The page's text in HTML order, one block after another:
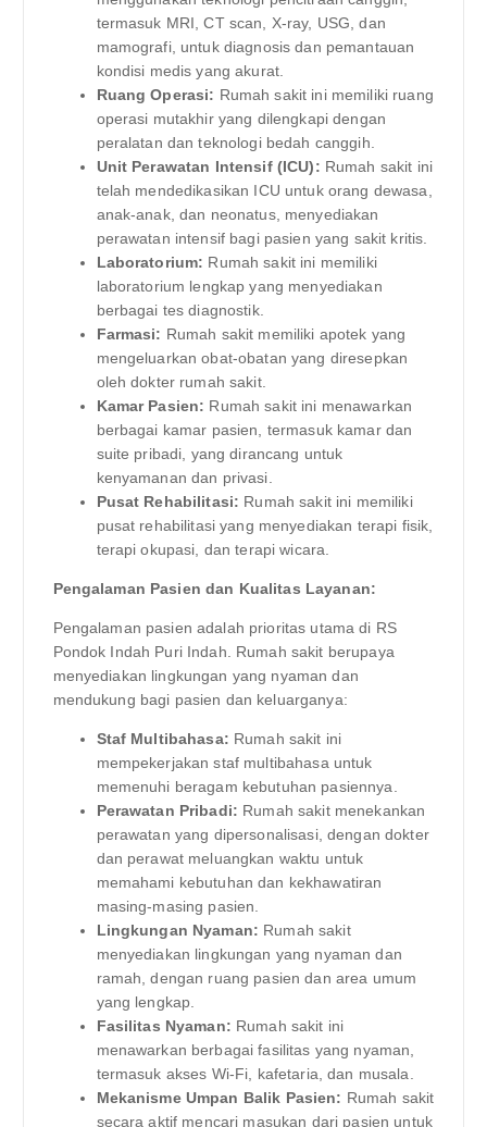
termasuk MRI, CT scan, X-ray, USG, dan
mamografi, untuk diagnosis dan pemantauan
kondisi medis yang akurat.
Ruang Operasi: Rumah sakit ini memiliki ruang
operasi mutakhir yang dilengkapi dengan
peralatan dan teknologi bedah canggih.
Unit Perawatan Intensif (ICU): Rumah sakit ini
telah mendedikasikan ICU untuk orang dewasa,
anak-anak, dan neonatus, menyediakan
perawatan intensif bagi pasien yang sakit kritis.
Laboratorium: Rumah sakit ini memiliki
laboratorium lengkap yang menyediakan
berbagai tes diagnostik.
Farmasi: Rumah sakit memiliki apotek yang
mengeluarkan obat-obatan yang diresepkan
oleh dokter rumah sakit.
Kamar Pasien: Rumah sakit ini menawarkan
berbagai kamar pasien, termasuk kamar dan
suite pribadi, yang dirancang untuk
kenyamanan dan privasi.
Pusat Rehabilitasi: Rumah sakit ini memiliki
pusat rehabilitasi yang menyediakan terapi fisik,
terapi okupasi, dan terapi wicara.
Pengalaman Pasien dan Kualitas Layanan:
Pengalaman pasien adalah prioritas utama di RS
Pondok Indah Puri Indah. Rumah sakit berupaya
menyediakan lingkungan yang nyaman dan
mendukung bagi pasien dan keluarganya:
Staf Multibahasa: Rumah sakit ini
mempekerjakan staf multibahasa untuk
memenuhi beragam kebutuhan pasiennya.
Perawatan Pribadi: Rumah sakit menekankan
perawatan yang dipersonalisasi, dengan dokter
dan perawat meluangkan waktu untuk
memahami kebutuhan dan kekhawatiran
masing-masing pasien.
Lingkungan Nyaman: Rumah sakit
menyediakan lingkungan yang nyaman dan
ramah, dengan ruang pasien dan area umum
yang lengkap.
Fasilitas Nyaman: Rumah sakit ini
menawarkan berbagai fasilitas yang nyaman,
termasuk akses Wi-Fi, kafetaria, dan musala.
Mekanisme Umpan Balik Pasien: Rumah sakit
secara aktif mencari masukan dari pasien untuk